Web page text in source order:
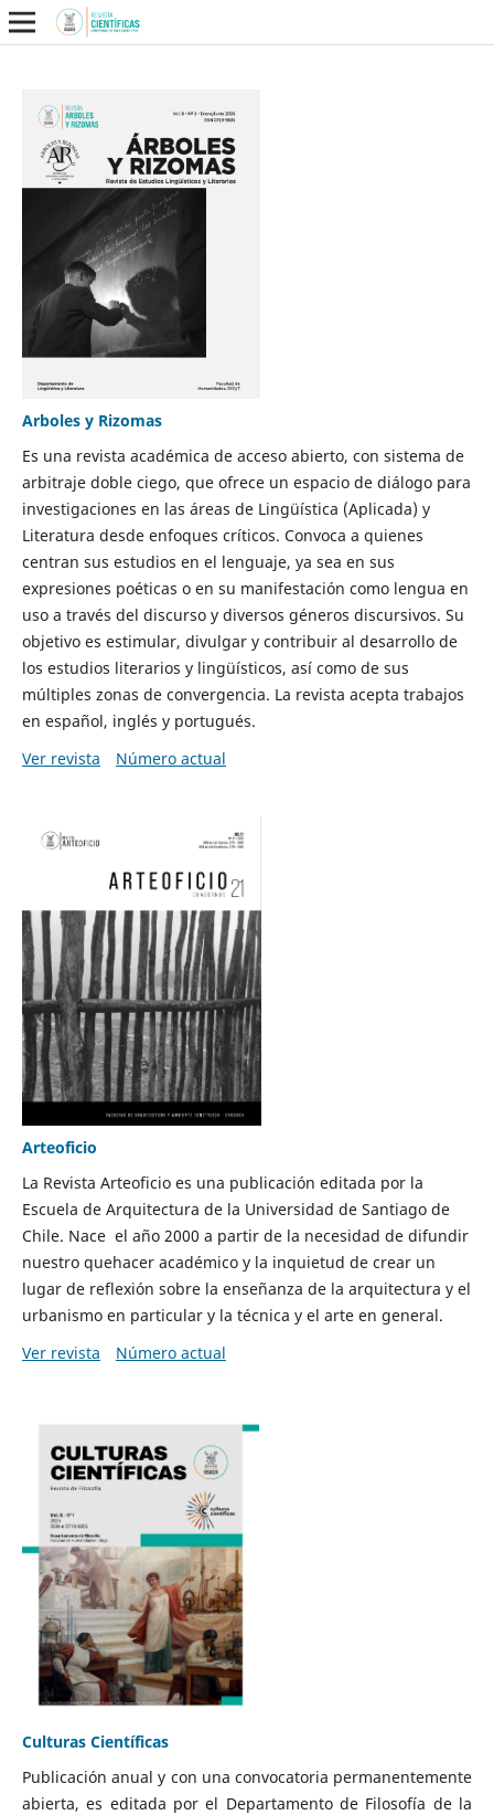
Arboles y Rizomas
Es una revista académica de acceso abierto, con sistema de
arbitraje doble ciego, que ofrece un espacio de diálogo para
investigaciones en las áreas de Lingüística (Aplicada) y
Literatura desde enfoques críticos. Convoca a quienes
centran sus estudios en el lenguaje, ya sea en sus
expresiones poéticas o en su manifestación como lengua en
uso a través del discurso y diversos géneros discursivos. Su
objetivo es estimular, divulgar y contribuir al desarrollo de
los estudios literarios y lingüísticos, así como de sus
múltiples zonas de convergencia. La revista acepta trabajos
en español, inglés y portugués.
Ver revista
Número actual
Arteoficio
La Revista Arteoficio es una publicación editada por la
Escuela de Arquitectura de la Universidad de Santiago de
Chile. Nace el año 2000 a partir de la necesidad de difundir
nuestro quehacer académico y la inquietud de crear un
lugar de reflexión sobre la enseñanza de la arquitectura y el
urbanismo en particular y la técnica y el arte en general.
Ver revista
Número actual
Culturas Científicas
Publicación anual y con una convocatoria permanentemente
abierta, es editada por el Departamento de Filosofía de la